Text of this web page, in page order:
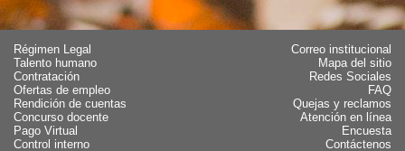
Régimen Legal
Talento humano
Contratación
Ofertas de empleo
Rendición de cuentas
Concurso docente
Pago Virtual
Control interno
Correo institucional
Mapa del sitio
Redes Sociales
FAQ
Quejas y reclamos
Atención en línea
Encuesta
Contáctenos